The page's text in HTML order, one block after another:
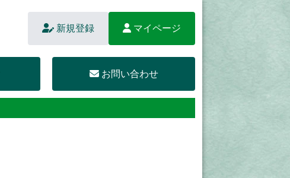
新規登録 マイページ
お問い合わせ